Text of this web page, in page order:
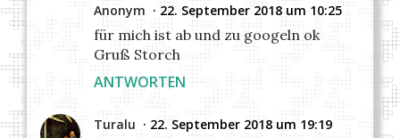
Anonym 22. September 2018 um 10:25
für mich ist ab und zu googeln ok
Gruß Storch
ANTWORTEN
Turalu 22. September 2018 um 19:19